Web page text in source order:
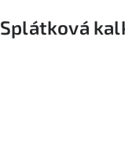
Splátková